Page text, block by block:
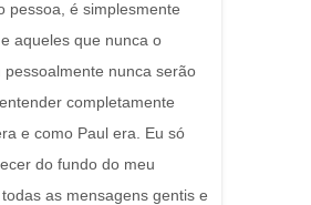
pessoa, é simplesmente
aqueles que nunca o
pessoalmente nunca serão
completamente
e como Paul era. Eu só
do fundo do meu
as mensagens gentis e